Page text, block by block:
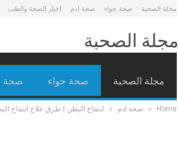
مجلة الصحبة صحة حواء صحة ادم اخبار الصحة والطب
مجلة الصحبة
مجلة الصحبة صحة حواء صحة
Home صحة ادم انتفاخ البطن | طرق علاج انتفاخ